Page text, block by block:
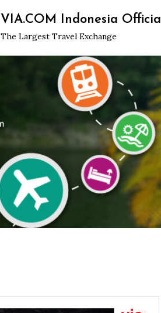
VIA.COM Indonesia Official
The Largest Travel Exchange